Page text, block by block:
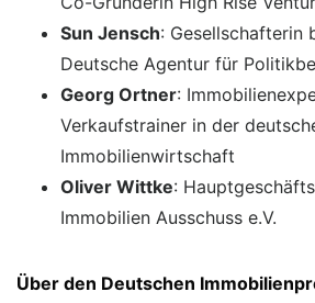
Sun Jensch: Gesellschafterin
Deutsche Agentur für
Georg Ortner:
Verkaufstrainer in der
Immobilienwirtschaft
Oliver Wittke:
Immobilien Ausschuss e.V.
Über den Deutschen